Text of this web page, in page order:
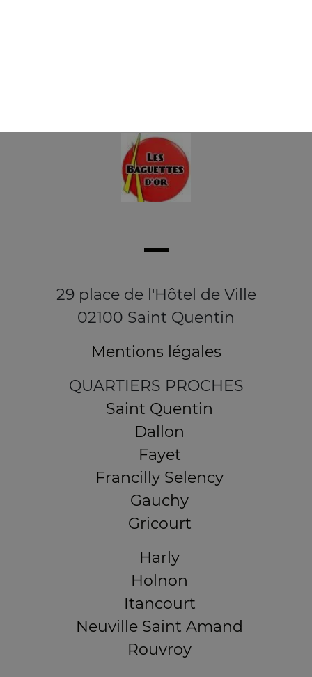
29 place de l'Hôtel de Ville
02100 Saint Quentin
Mentions légales
QUARTIERS PROCHES
Saint Quentin
Dallon
Fayet
Francilly Selency
Gauchy
Gricourt
Harly
Holnon
Itancourt
Neuville Saint Amand
Rouvroy